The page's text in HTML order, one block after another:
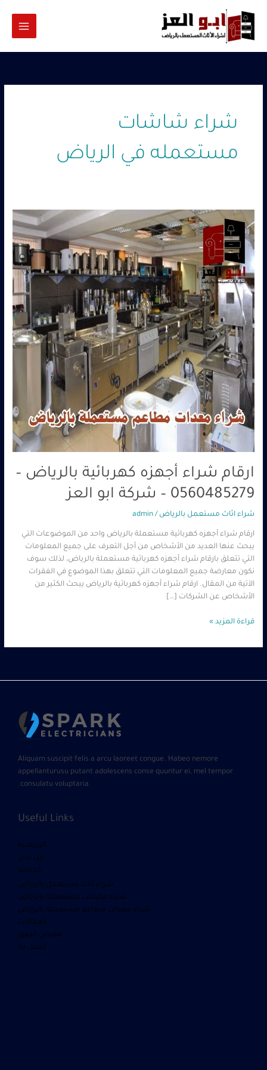
المحتوى
شراء شاشات
مستعمله في الرياض
ارقام شراء أجهزه كهربائية بالرياض –
0560485279 – شركة ابو العز
شراء اثاث مستعمل بالرياض /
admin
ارقام شراء أجهزه كهربائية مستعملة بالرياض واحد من الموضوعات التي
يبحث عنها العديد من الأشخاص من أجل التعرف على جميع المعلومات
التي تتعلق بارقام شراء أجهزه كهربائية مستعملة بالرياض، لذلك سوف
نكون معارضة جميع المعلومات التي تتعلق بهذا الموضوع في الفقرات
الآتية من المقال. ارقام شراء أجهزه كهربائية بالرياض يبحث الكثير من
الأشخاص عن الشركات […]
ارقام
شراء
أجهزه
كهربائية
بالرياض
–
0560485279
شركة
ابو
العز
قراءة المزيد »
Aliquam suscipit felis a arcu laoreet congue. Habeo nemore
appellanturusu putant adolescens conse quuntur ei, mel tempor
consulatu voluptaria.
Useful Links
الرئيسية
من نحن
خدماتنا
شراء أثاث مستعمل بالرياض
شراء مكيفات مستعمله بالرياض
شراء معدات مطاعم مستعملة بالرياض
المقالات
معرض الصور
اتصل بنا